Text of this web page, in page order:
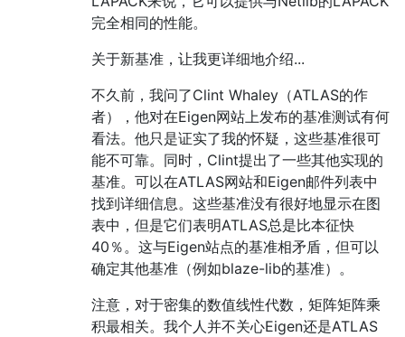
完全相同的性能。
关于新基准，让我更详细地介绍...
不久前，我问了Clint Whaley（ATLAS的作
者），他对在Eigen网站上发布的基准测试有何
看法。他只是证实了我的怀疑，这些基准很可
能不可靠。同时，Clint提出了一些其他实现的
基准。可以在ATLAS网站和Eigen邮件列表中
找到详细信息。这些基准没有很好地显示在图
表中，但是它们表明ATLAS总是比本征快
40％。这与Eigen站点的基准相矛盾，但可以
确定其他基准（例如blaze-lib的基准）。
注意，对于密集的数值线性代数，矩阵矩阵乘
积最相关。我个人并不关心Eigen还是ATLAS